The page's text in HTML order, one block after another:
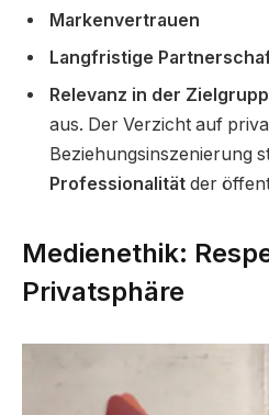
Markenvertrauen
Langfristige
Relevanz in der
aus. Der Verzicht auf
Beziehungsinszenierung
Professionalität der
Medienethik:
Privatsphäre